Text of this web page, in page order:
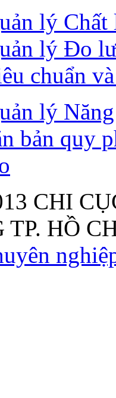
lý
lý Đo
chuẩn
lý
bản quy
CHI
TP. HỒ